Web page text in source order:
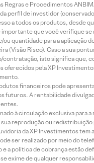
Regras e Procedimentos
perfil de investidor
a todos os produtos, desde
que você verifique se
quantidade para a aplicação
(Visão Risco). Caso a sua
contratação, isto significa que,
oferecidos pela XP
financeiros pode
futuros. A rentabilidade
à circulação exclusiva para
sua reprodução ou
da XP Investimentos tem
ser realizado por meio do
e a política de cobrança estão
exime de qualquer